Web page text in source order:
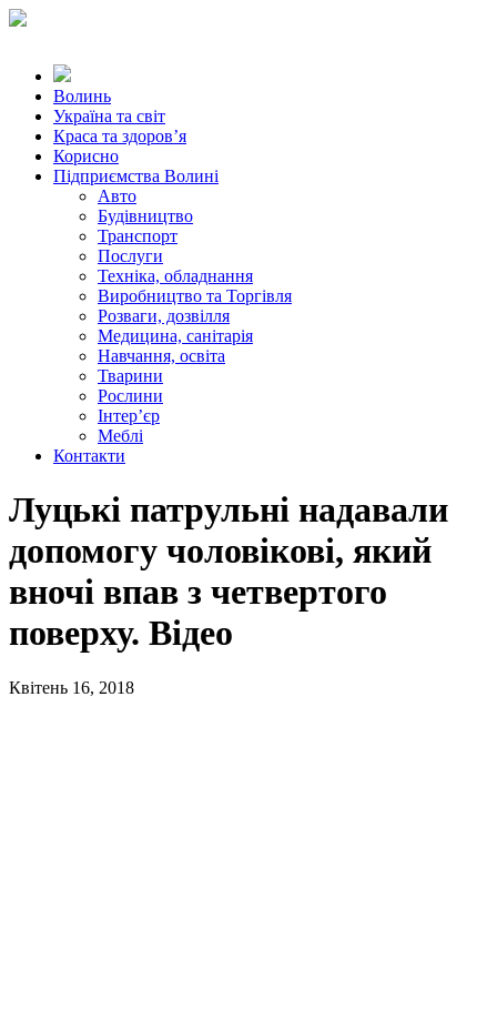
Волинь
Україна та світ
Краса та здоров’я
Корисно
Підприємства Волині
Авто
Будівництво
Транспорт
Послуги
Техніка, обладнання
Виробництво та Торгівля
Розваги, дозвілля
Медицина, санітарія
Навчання, освіта
Тварини
Рослини
Інтер’єр
Меблі
Контакти
Луцькі патрульні надавали
допомогу чоловікові, який
вночі впав з четвертого
поверху. Відео
Квітень 16, 2018